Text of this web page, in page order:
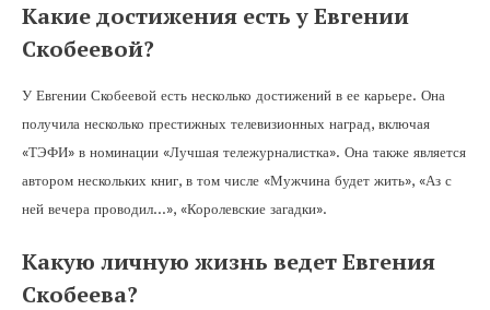
Какие достижения есть у Евгении
Скобеевой?
У Евгении Скобеевой есть несколько достижений в ее карьере. Она
получила несколько престижных телевизионных наград, включая
«ТЭФИ» в номинации «Лучшая тележурналистка». Она также является
автором нескольких книг, в том числе «Мужчина будет жить», «Аз с
ней вечера проводил…», «Королевские загадки».
Какую личную жизнь ведет Евгения
Скобеева?